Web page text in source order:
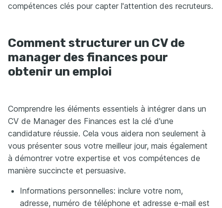
compétences clés pour capter l'attention des recruteurs.
Comment structurer un CV de
manager des finances pour
obtenir un emploi
Comprendre les éléments essentiels à intégrer dans un
CV de Manager des Finances est la clé d'une
candidature réussie. Cela vous aidera non seulement à
vous présenter sous votre meilleur jour, mais également
à démontrer votre expertise et vos compétences de
manière succincte et persuasive.
Informations personnelles: inclure votre nom,
adresse, numéro de téléphone et adresse e-mail est